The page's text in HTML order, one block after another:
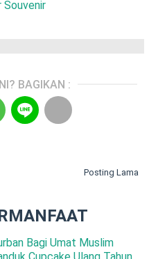
Souvenir
BAGIKAN :
Posting Lama
Bagi Umat Muslim